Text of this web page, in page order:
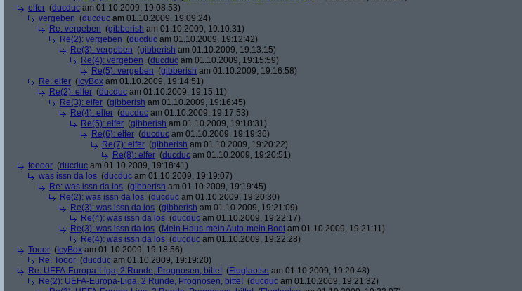
elfer (ducduc am 01.10.2009, 19:08:53)
vergeben (ducduc am 01.10.2009, 19:09:24)
Re: vergeben (gibberish am 01.10.2009, 19:10:31)
Re(2): vergeben (ducduc am 01.10.2009, 19:12:42)
Re(3): vergeben (gibberish am 01.10.2009, 19:13:15)
Re(4): vergeben (ducduc am 01.10.2009, 19:15:59)
Re(5): vergeben (gibberish am 01.10.2009, 19:16:58)
Re: elfer ( IcyBox am 01.10.2009, 19:14:51)
Re(2): elfer (ducduc am 01.10.2009, 19:15:11)
Re(3): elfer (gibberish am 01.10.2009, 19:16:45)
Re(4): elfer (ducduc am 01.10.2009, 19:17:53)
Re(5): elfer (gibberish am 01.10.2009, 19:18:31)
Re(6): elfer (ducduc am 01.10.2009, 19:19:36)
Re(7): elfer (gibberish am 01.10.2009, 19:20:22)
Re(8): elfer (ducduc am 01.10.2009, 19:20:51)
toooor (ducduc am 01.10.2009, 19:18:41)
was issn da los (ducduc am 01.10.2009, 19:19:07)
Re: was issn da los (gibberish am 01.10.2009, 19:19:45)
Re(2): was issn da los (ducduc am 01.10.2009, 19:20:30)
Re(3): was issn da los (gibberish am 01.10.2009, 19:21:09)
Re(4): was issn da los (ducduc am 01.10.2009, 19:22:17)
Re(3): was issn da los (Mein Haus-mein Auto-mein Boot am 01.10.2009, 19:21:11)
Re(4): was issn da los (ducduc am 01.10.2009, 19:22:28)
Tooor ( IcyBox am 01.10.2009, 19:18:56)
Re: Tooor (ducduc am 01.10.2009, 19:19:20)
Re: UEFA-Europa-Liga, 2 Runde, Prognosen, bitte! (Fluglaotse am 01.10.2009, 19:20:48)
Re(2): UEFA-Europa-Liga, 2 Runde, Prognosen, bitte! (ducduc am 01.10.2009, 19:21:32)